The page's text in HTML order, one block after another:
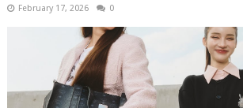
February 17, 2026 0